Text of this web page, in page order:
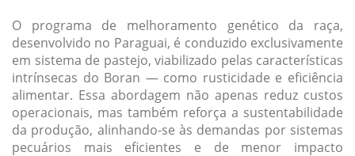
O programa de melhoramento genético da raça,
desenvolvido no Paraguai, é conduzido exclusivamente
em sistema de pastejo, viabilizado pelas características
intrínsecas do Boran — como rusticidade e eficiência
alimentar. Essa abordagem não apenas reduz custos
operacionais, mas também reforça a sustentabilidade
da produção, alinhando-se às demandas por sistemas
pecuários mais eficientes e de menor impacto